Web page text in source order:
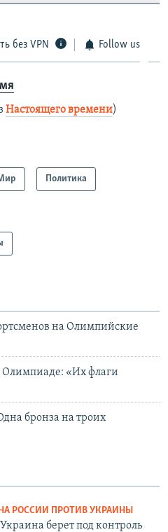
без VPN Follow us
Настоящего времени)
Политика
на Олимпийские
Олимпиаде: «Их флаги
бронза на троих
РОССИИ ПРОТИВ УКРАИНЫ
берет под контроль